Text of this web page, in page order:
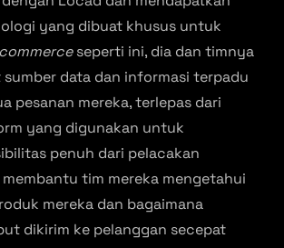
yang dibuat khusus untuk
seperti ini, dia dan timnya
sumber data dan informasi terpadu
pesanan mereka, terlepas dari
yang digunakan untuk
penuh dari pelacakan
tim mereka mengetahui
mereka dan bagaimana
dikirim ke pelanggan secepat